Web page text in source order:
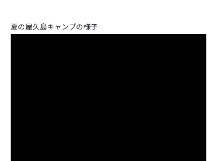
夏の屋久島キャンプの様子